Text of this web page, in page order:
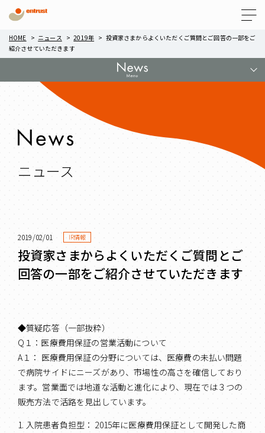
HOME ニュース 2019年
投資家さまからよくいただくご質問とご回答の一部をご
紹介させていただきます
ニュース
2019/02/01 IR情報
投資家さまからよくいただくご質問とご
回答の一部をご紹介させていただきます
◆質疑応答（一部抜粋）
Q１：医療費用保証の営業活動について
A１： 医療費用保証の分野については、医療費の未払い問題
で病院サイドにニーズがあり、市場性の高さを確信しており
ます。営業面では地道な活動と進化により、現在では３つの
販売方法で活路を見出しています。
入院患者負担型： 2015年に医療費用保証として開発した商